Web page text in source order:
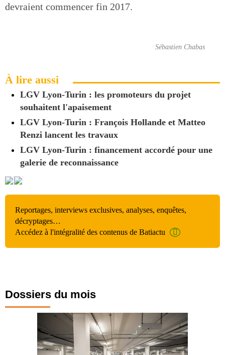
devraient commencer fin 2017.
Sébastien Chabas
À lire aussi
LGV Lyon-Turin : les promoteurs du projet
souhaitent l'apaisement
LGV Lyon-Turin : François Hollande et Matteo
Renzi lancent les travaux
LGV Lyon-Turin : financement accordé pour une
galerie de reconnaissance
Reportages, interviews exclusives, analyses, enquêtes,
décryptages…
Accédez à l'intégralité des contenus de Batiactu
Dossiers du mois